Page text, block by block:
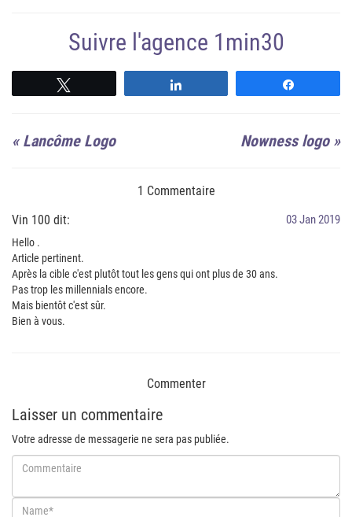
Suivre l'agence 1min30
« Lancôme Logo Nowness logo»
1 Commentaire
Vin 100 dit:
03 Jan 2019
Hello .
Article pertinent.
Après la cible c'est plutôt tout les gens qui ont plus de 30 ans.
Pas trop les millennials encore.
Mais bientôt c'est sûr.
Bien à vous.
Commenter
Laisser un commentaire
Votre adresse de messagerie ne sera pas publiée.